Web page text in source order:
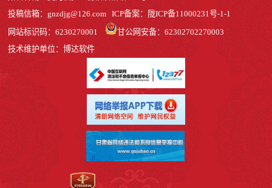
投稿信箱：gnzdjg@126.com ICP备案： 陇ICP备11000231号-1-1
网站标识码：6230270001
甘公网安备：62302702270003
技术维护单位：博达软件